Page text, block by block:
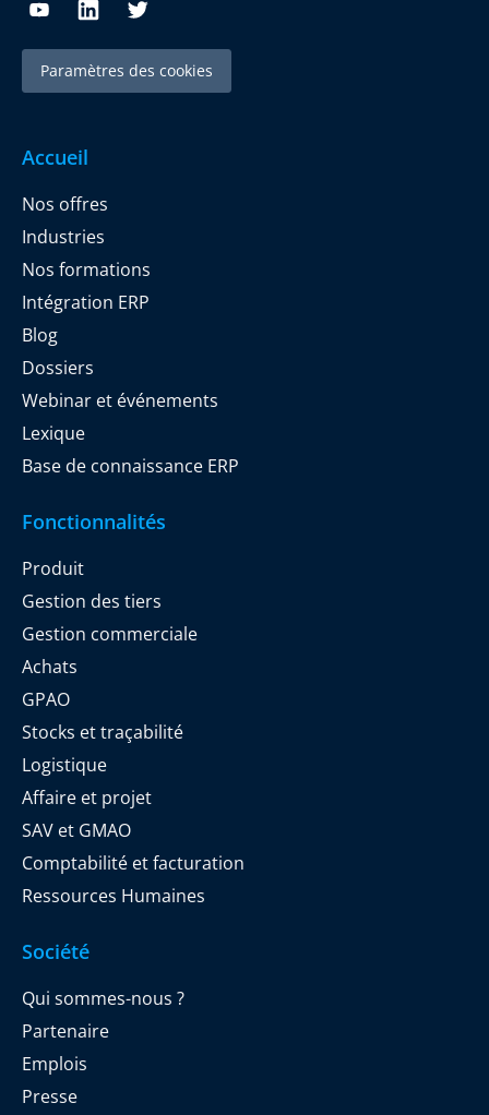
Paramètres des cookies
Accueil
Nos offres
Industries
Nos formations
Intégration ERP
Blog
Dossiers
Webinar et événements
Lexique
Base de connaissance ERP
Fonctionnalités
Produit
Gestion des tiers
Gestion commerciale
Achats
GPAO
Stocks et traçabilité
Logistique
Affaire et projet
SAV et GMAO
Comptabilité et facturation
Ressources Humaines
Société
Qui sommes-nous ?
Partenaire
Emplois
Presse